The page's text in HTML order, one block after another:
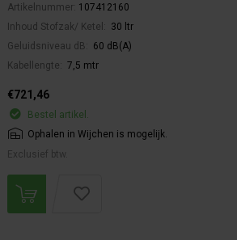
Artikelnummer: 107412160
Inhoud Stofzak/ Ketel:
30 ltr
Geluidsniveau dB:
60 dB(A)
Kabellengte:
7,5 mtr
€721,46
Bestel artikel.
Ophalen in Wijchen is mogelijk.
Exclusief btw.